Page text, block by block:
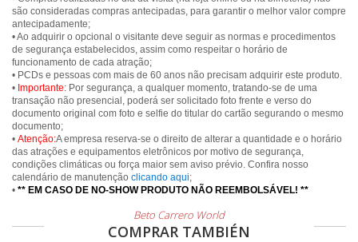
são consideradas compras antecipadas, para garantir o melhor valor compre
antecipadamente;
• Ao adquirir o opcional o visitante deve seguir as normas e procedimentos
de segurança estabelecidos, assim como respeitar o horário de
funcionamento de cada atração;
• PCDs e pessoas com mais de 60 anos não precisam adquirir este produto.
• Importante: Por segurança, a qualquer momento, tratando-se de uma
transação não presencial, poderá ser solicitado foto frente e verso do
documento original com foto e selfie do titular do cartão segurando o mesmo
documento;
• Atenção:A empresa reserva-se o direito de alterar a quantidade e o horário
das atrações e equipamentos eletrônicos por motivo de segurança,
condições climáticas ou força maior sem aviso prévio. Confira nosso
calendário de manutenção clicando aqui;
• ** EM CASO DE NO-SHOW PRODUTO NÃO REEMBOLSÁVEL! **
Beto Carrero World
COMPRAR TAMBIÉN